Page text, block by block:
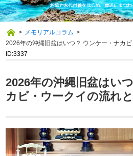
> メモリアルコラム >
2026年の沖縄旧盆はいつ？ ウンケー・ナカ
ID:3337
2026年の沖縄旧盆はい
カビ・ウークイの流れ